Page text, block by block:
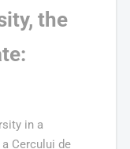
the
in a
Cercului de